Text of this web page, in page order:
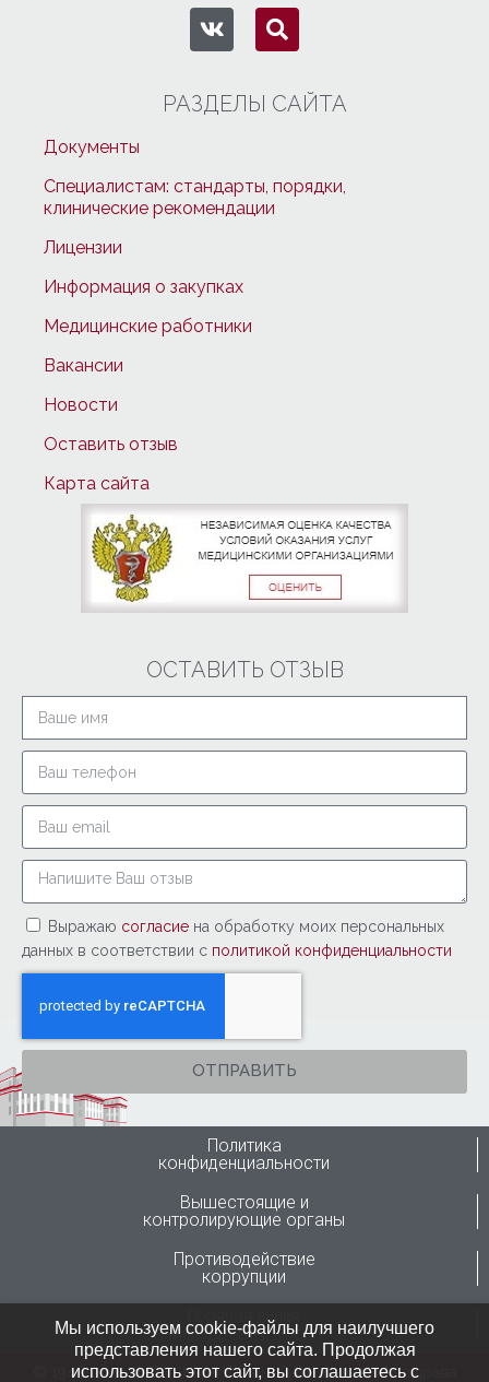
РАЗДЕЛЫ САЙТА
Документы
Специалистам: стандарты, порядки,
клинические рекомендации
Лицензии
Информация о закупках
Медицинские работники
Вакансии
Новости
Оставить отзыв
Карта сайта
ОСТАВИТЬ ОТЗЫВ
Выражаю согласие на обработку моих персональных
данных в соответствии с политикой конфиденциальности
ОТПРАВИТЬ
Политика
конфиденциальности
Вышестоящие и
контролирующие органы
Противодействие
коррупции
Горячая линия
Минздрава России
© 1946-2024 ФГБУ “ННИИТО им. Я.Л.Цивьяна” Минздрава
Мы используем cookie-файлы для наилучшего
представления нашего сайта. Продолжая
использовать этот сайт, вы соглашаетесь с